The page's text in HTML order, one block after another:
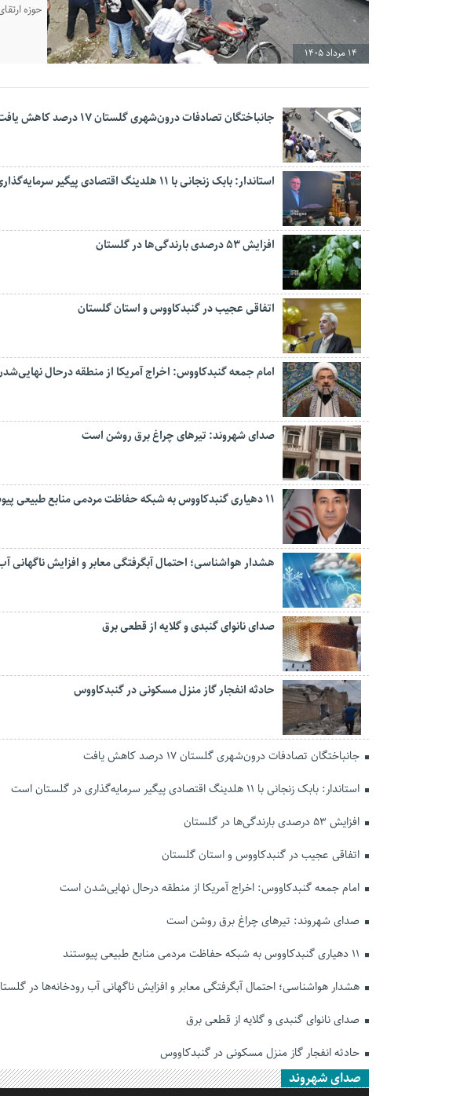
14 مرداد 1405
حوزه
جانباختگان تصادفات درون‌شهری گلستان ۱۷ درصد کاهش یافت
استاندار: بابک زنجانی با ۱۱ هلدینگ اقتصادی پیگیر سرمایه‌گذاری در گلستان است
افزایش ۵۳ درصدی بارندگی‌ها در گلستان
اتفاقی عجیب در‌ گنبدکاووس و استان گلستان
امام جمعه گنبدکاووس: اخراج آمریکا از منطقه درحال
صدای شهروند: تیرهای چراغ برق روشن است
۱۱ دهیاری گنبدکاووس به شبکه حفاظت مردمی منابع طبیعی پیوستند
هشدار هواشناسی؛ احتمال آبگرفتگی معابر و افزایش ناگهانی
صدای نانوای گنبدی و گلایه از قطعی برق
حادثه انفجار گاز منزل مسکونی در گنبدکاووس
جانباختگان تصادفات درون‌شهری گلستان ۱۷ درصد کاهش یافت
استاندار: بابک زنجانی با ۱۱ هلدینگ اقتصادی پیگیر سرمایه‌گذاری در گلستان است
افزایش ۵۳ درصدی بارندگی‌ها در گلستان
اتفاقی عجیب در‌ گنبدکاووس و استان گلستان
امام جمعه گنبدکاووس: اخراج آمریکا از منطقه درحال نهایی‌شدن است
صدای شهروند: تیرهای چراغ برق روشن است
هشدار هواشناسی؛ احتمال آبگرفتگی معابر و افزایش ناگهانی آب رودخانه‌ها در
صدای نانوای گنبدی و گلایه از قطعی برق
حادثه انفجار گاز منزل مسکونی در گنبدکاووس
صدای شهروند